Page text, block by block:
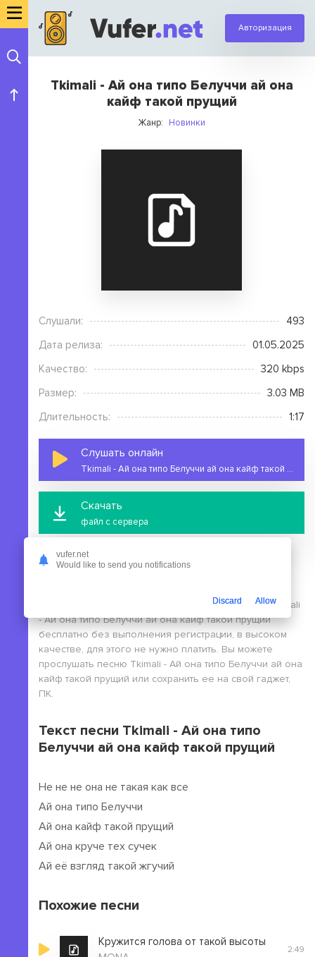
Авторизация
Tkimali - Ай она типо Белуччи ай она
кайф такой прущий
Жанр: Новинки
Слушали:
493
Дата релиза:
01.05.2025
Качество:
320 kbps
Размер:
3.03 MB
Длительность:
1:17
Слушать онлайн
Tkimali - Ай она типо Белуччи ай она кайф такой прущий
Скачать
файл с сервера
На этой странице вы можете скачать mp3 песню Tkimali
- Ай она типо Белуччи ай она кайф такой прущий
бесплатно без выполнения регистрации, в высоком
качестве, для этого не нужно платить. Вы можете
прослушать песню Tkimali - Ай она типо Белуччи ай она
кайф такой прущий или сохранить ее на свой гаджет,
ПК.
Текст песни Tkimali - Ай она типо
Белуччи ай она кайф такой прущий
Не не не она не такая как все
Ай она типо Белуччи
Ай она кайф такой прущий
Ай она круче тех сучек
Ай её взгляд такой жгучий
Похожие песни
Кружится голова от такой высоты
2:49
vufer.net
Would like to send you notifications
Discard Allow